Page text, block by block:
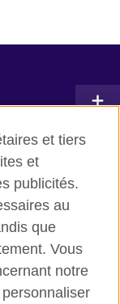
et tiers
et
publicités.
au
que
Vous
notre